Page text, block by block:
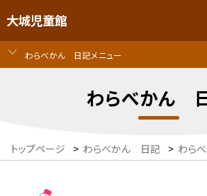
大城児童館
わらべかん 日記メニュー
わらべかん
トップページ > わらべかん 日記 > わら